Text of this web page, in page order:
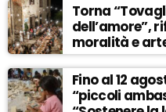
Torna
dell’amore”,
moralità e
Fino al 12
“piccoli